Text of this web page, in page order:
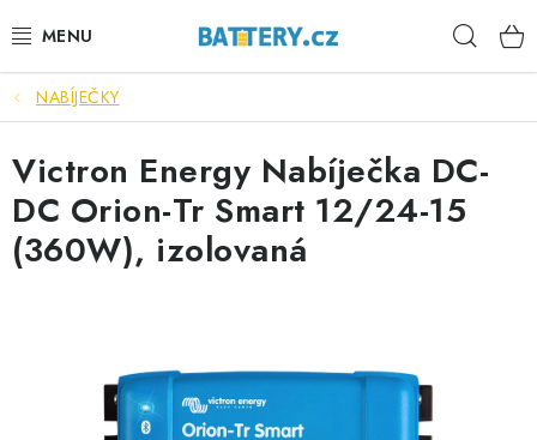
na
VÝHODNÉ SETY
SLUŽBY
AUTOBATERIE
STANIČNÍ BATERIE
NABÍJEČKY
Victron Energy Nabíječka DC-
DC Orion-Tr Smart 12/24-15
(360W), izolovaná